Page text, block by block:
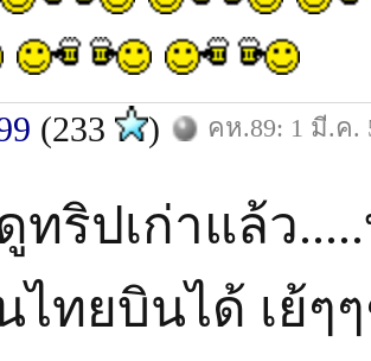
(233 ) คห.89: 1 มี.ค.
ทริปเก่าแล้ว
ไทยบินได้ เย้ๆ